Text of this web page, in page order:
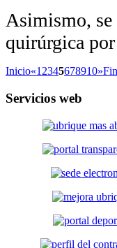
Asimismo,
quirúrgica
Inicio«1 2345678910»
Servicios web